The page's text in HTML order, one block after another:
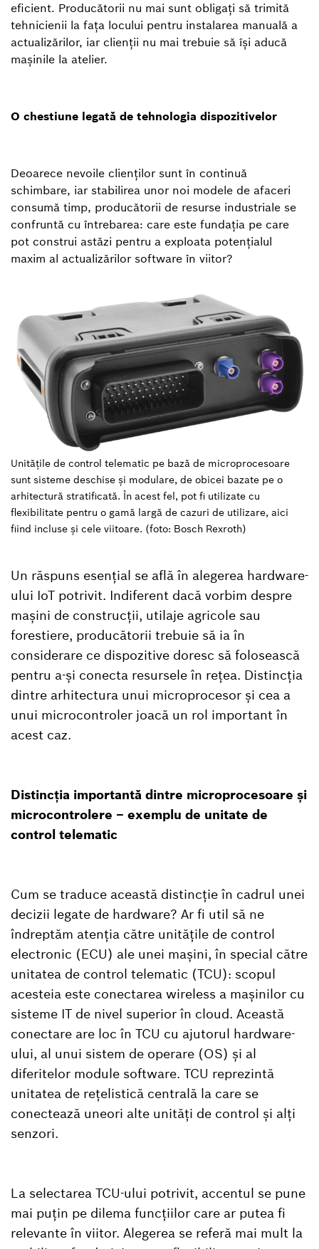
eficient. Producătorii nu mai sunt obligați să trimită
tehnicienii la fața locului pentru instalarea manuală a
actualizărilor, iar clienții nu mai trebuie să își aducă
mașinile la atelier.
O chestiune legată de tehnologia dispozitivelor
Deoarece nevoile clienților sunt în continuă
schimbare, iar stabilirea unor noi modele de afaceri
consumă timp, producătorii de resurse industriale se
confruntă cu întrebarea: care este fundația pe care
pot construi astăzi pentru a exploata potențialul
maxim al actualizărilor software în viitor?
Unitățile de control telematic pe bază de microprocesoare
sunt sisteme deschise și modulare, de obicei bazate pe o
arhitectură stratificată. În acest fel, pot fi utilizate cu
flexibilitate pentru o gamă largă de cazuri de utilizare, aici
fiind incluse și cele viitoare. (foto: Bosch Rexroth)
Un răspuns esențial se află în alegerea hardware-
ului IoT potrivit. Indiferent dacă vorbim despre
mașini de construcții, utilaje agricole sau
forestiere, producătorii trebuie să ia în
considerare ce dispozitive doresc să folosească
pentru a-și conecta resursele în rețea. Distincția
dintre arhitectura unui microprocesor și cea a
unui microcontroler joacă un rol important în
acest caz.
Distincția importantă dintre microprocesoare și
microcontrolere – exemplu de unitate de
control telematic
Cum se traduce această distincție în cadrul unei
decizii legate de hardware? Ar fi util să ne
îndreptăm atenția către unitățile de control
electronic (ECU) ale unei mașini, în special către
unitatea de control telematic (TCU): scopul
acesteia este conectarea wireless a mașinilor cu
sisteme IT de nivel superior în cloud. Această
conectare are loc în TCU cu ajutorul hardware-
ului, al unui sistem de operare (OS) și al
diferitelor module software. TCU reprezintă
unitatea de rețelistică centrală la care se
conectează uneori alte unități de control și alți
senzori.
La selectarea TCU-ului potrivit, accentul se pune
mai puțin pe dilema funcțiilor care ar putea fi
relevante în viitor. Alegerea se referă mai mult la